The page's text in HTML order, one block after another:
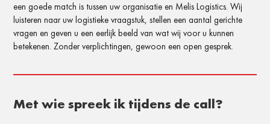
een goede match is tussen uw organisatie en Melis Logistics. Wij
luisteren naar uw logistieke vraagstuk, stellen een aantal gerichte
vragen en geven u een eerlijk beeld van wat wij voor u kunnen
betekenen. Zonder verplichtingen, gewoon een open gesprek.
Met wie spreek ik tijdens de call?